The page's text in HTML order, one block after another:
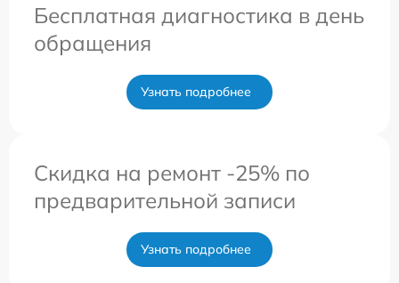
Бесплатная диагностика в день
обращения
Узнать подробнее
Скидка на ремонт -25% по
предварительной записи
Узнать подробнее